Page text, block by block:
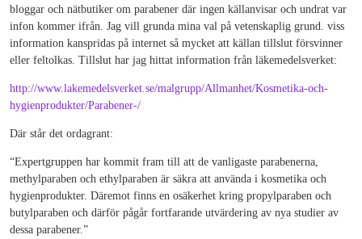
bloggar och nätbutiker om parabener där ingen källanvisar och undrat var
infon kommer ifrån. Jag vill grunda mina val på vetenskaplig grund. viss
information kanspridas på internet så mycket att källan tillslut försvinner
eller feltolkas. Tillslut har jag hittat information från läkemedelsverket:
http://www.lakemedelsverket.se/malgrupp/Allmanhet/Kosmetika-och-
hygienprodukter/Parabener-/
Där står det ordagrant:
“Expertgruppen har kommit fram till att de vanligaste parabenerna,
methylparaben och ethylparaben är säkra att använda i kosmetika och
hygienprodukter. Däremot finns en osäkerhet kring propylparaben och
butylparaben och därför pågår fortfarande utvärdering av nya studier av
dessa parabener.”